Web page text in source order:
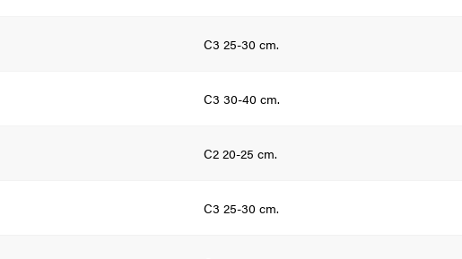
C3 25-30 cm.
C3 30-40 cm.
C2 20-25 cm.
C3 25-30 cm.